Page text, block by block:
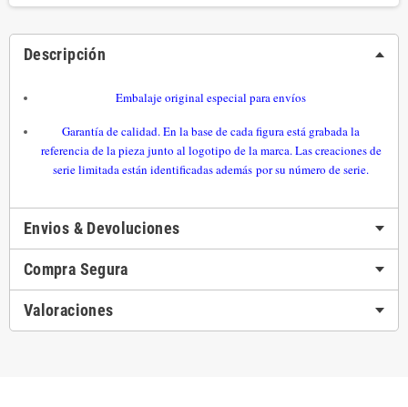
Descripción
Embalaje original especial para envíos
Garantía de calidad. En la base de cada figura está grabada la
referencia de la piezajunto al logotipo de la marca. Las creaciones de
serie limitada están identificadas además por su número de serie.
Envios & Devoluciones
Compra Segura
Valoraciones